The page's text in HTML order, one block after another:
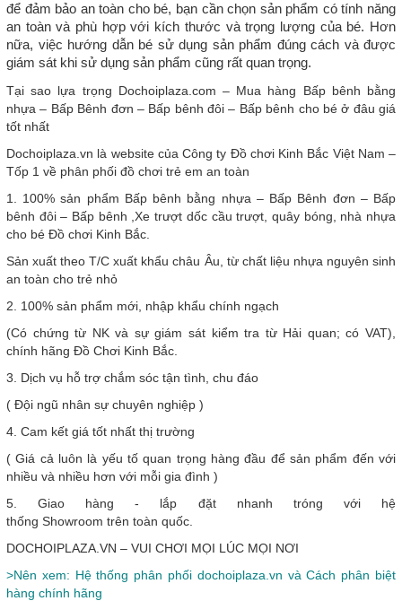
để đảm bảo an toàn cho bé, bạn cần chọn sản phẩm có tính năng
an toàn và phù hợp với kích thước và trọng lượng của bé. Hơn
nữa, việc hướng dẫn bé sử dụng sản phẩm đúng cách và được
giám sát khi sử dụng sản phẩm cũng rất quan trọng.
Tại sao lựa trọng Dochoiplaza.com – Mua hàng Bấp bênh bằng
nhựa – Bấp Bênh đơn – Bấp bênh đôi – Bấp bênh cho bé ở đâu giá
tốt nhất
Dochoiplaza.vn là website của Công ty Đồ chơi Kinh Bắc Việt Nam –
Tốp 1 về phân phối đồ chơi trẻ em an toàn
1. 100% sản phẩm Bấp bênh bằng nhựa – Bấp Bênh đơn – Bấp
bênh đôi – Bấp bênh ,Xe trượt dốc cầu trượt, quây bóng, nhà nhựa
cho bé Đồ chơi Kinh Bắc.
Sản xuất theo T/C xuất khẩu châu Âu, từ chất liệu nhựa nguyên sinh
an toàn cho trẻ nhỏ
2. 100% sản phẩm mới, nhập khẩu chính ngạch
(Có chứng từ NK và sự giám sát kiểm tra từ Hải quan; có VAT),
chính hãng Đồ Chơi Kinh Bắc.
3. Dịch vụ hỗ trợ chắm sóc tận tình, chu đáo
( Đội ngũ nhân sự chuyên nghiệp )
4. Cam kết giá tốt nhất thị trường
( Giá cả luôn là yếu tố quan trọng hàng đầu để sản phẩm đến với
nhiều và nhiều hơn với mỗi gia đình )
5. Giao hàng - lắp đặt nhanh tróng với hệ
thống Showroom trên toàn quốc.
DOCHOIPLAZA.VN – VUI CHƠI MỌI LÚC MỌI NƠI
>Nên xem: Hệ thống phân phối dochoiplaza.vn và Cách phân biệt
hàng chính hãng